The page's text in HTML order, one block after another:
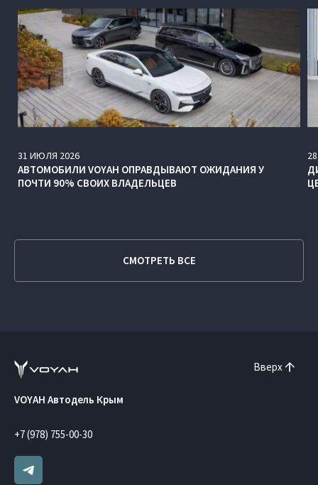
31 ИЮЛЯ 2026
АВТОМОБИЛИ VOYAH ОПРАВДЫВАЮТ ОЖИДАНИЯ У
ПОЧТИ 90% СВОИХ ВЛАДЕЛЬЦЕВ
28
СМОТРЕТЬ ВСЕ
Вверх
VOYAH Автодель Крым
+7 (978) 755-00-30